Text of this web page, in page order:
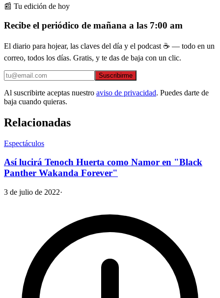
📰 Tu edición de hoy
Recibe el periódico de mañana a las 7:00 am
El diario para hojear, las claves del día y el podcast ☕ — todo en un
correo, todos los días. Gratis, y te das de baja con un clic.
Suscribirme
Al suscribirte aceptas nuestro aviso de privacidad. Puedes darte de
baja cuando quieras.
Relacionadas
Espectáculos
Así lucirá Tenoch Huerta como Namor en "Black
Panther Wakanda Forever"
3 de julio de 2022·